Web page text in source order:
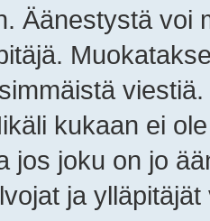
Äänestystä voi
kukaan ei
jos joku on jo
ja